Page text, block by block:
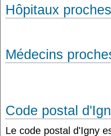
Hôpitaux
Médecins
Code postal
Le code postal d'Igny